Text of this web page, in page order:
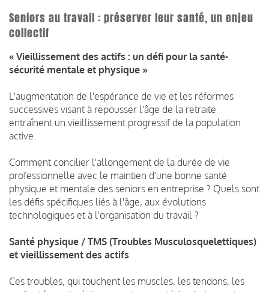
Seniors au travail : préserver leur santé, un enjeu
collectif
« Vieillissement des actifs : un défi pour la santé-
sécurité mentale et physique »
L'augmentation de l'espérance de vie et les réformes
successives visant à repousser l'âge de la retraite
entraînent un vieillissement progressif de la population
active.
Comment concilier l'allongement de la durée de vie
professionnelle avec le maintien d'une bonne santé
physique et mentale des seniors en entreprise ? Quels sont
les défis spécifiques liés à l'âge, aux évolutions
technologiques et à l'organisation du travail ?
Santé physique / TMS (Troubles Musculosquelettiques)
et vieillissement des actifs
Ces troubles, qui touchent les muscles, les tendons, les